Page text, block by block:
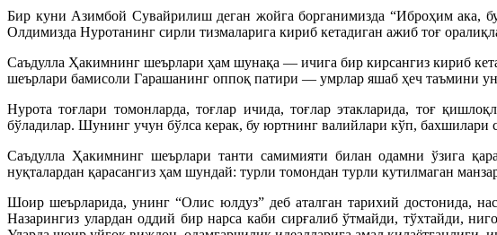
Бир куни Азимбой Сувайрилиш деган жойга борганимизда “Иброҳим ака,
Олдимизда Нуротанинг сирли тизмаларига кириб кетадиган ажиб тоғ
Саъдулла Ҳакимнинг шеърлари ҳам шунақа — ичига бир кирсангиз кириб
шеърлари бамисоли Гарашанинг оппоқ патири — умрлар яшаб ҳеч таъмини
Нурота тоғлари томонларда, тоғлар ичида, тоғлар этакларида, тоғ
бўладилар. Шунинг учун бўлса керак, бу юртнинг валийлари кўп, бахшилари
Саъдулла Ҳакимнинг шеърлари танти самимияти билан одамни ўзига
нуқталардан қарасангиз ҳам шундай: турли томондан турли кутилмаган
Шоир шеърларида, унинг “Олис юлдуз” деб аталган тарихий достонида,
Назарингиз улардан оддий бир нарса каби сирғалиб ўтмайди, тўхтайди,